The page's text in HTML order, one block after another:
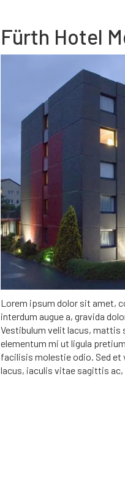
Fürth Hotel
Lorem ipsum dolor sit amet,
interdum augue a, gravida
Vestibulum velit lacus, mattis
elementum mi ut ligula
facilisis molestie odio. Sed et
lacus, iaculis vitae sagittis